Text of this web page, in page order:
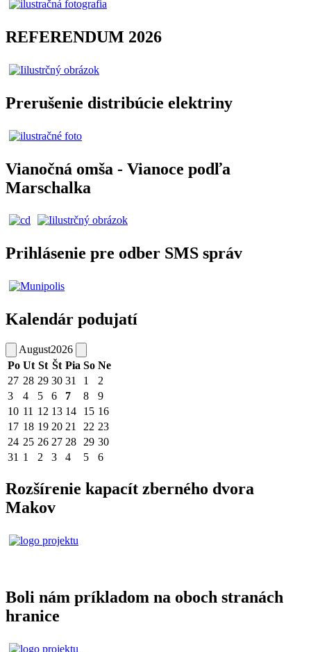
REFERENDUM 2026
Prerušenie distribúcie elektriny
Vianočná omša - Vianoce podľa
Marschalka
Prihlásenie pre odber SMS správ
Kalendár podujatí
August2026
Po Ut St Št Pia So Ne
27 28 29 30 31 1
2
3
4 5 6 7 8
9
10 11 12 13 14 15 16
17 18 19 20 21 22 23
24 25 26 27 28 29 30
31 1 2 3 4 5 6
Rozšírenie kapacít zberného dvora
Makov
Boli nám príkladom na oboch stranách
hranice